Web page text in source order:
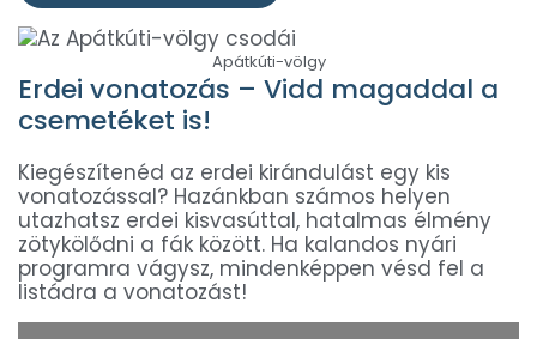
Apátkúti-völgy
Erdei vonatozás – Vidd magaddal a
csemetéket is!
Kiegészítenéd az erdei kirándulást egy kis
vonatozással? Hazánkban számos helyen
utazhatsz erdei kisvasúttal, hatalmas élmény
zötykölődni a fák között. Ha kalandos nyári
programra vágysz, mindenképpen vésd fel a
listádra a vonatozást!